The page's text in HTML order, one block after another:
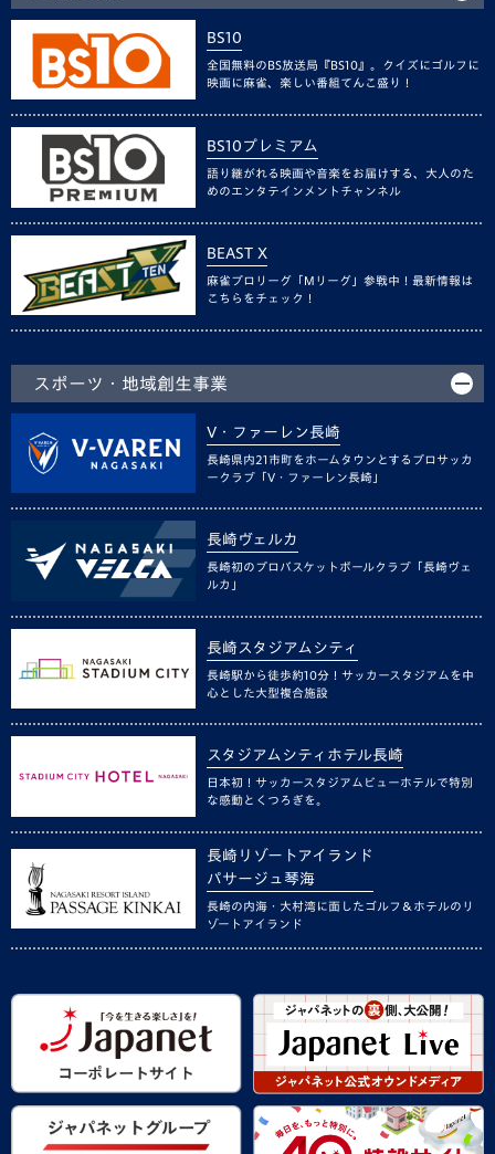
BS10
全国無料のBS放送局『BS10』。クイズにゴルフに
映画に麻雀、楽しい番組てんこ盛り！
BS10プレミアム
語り継がれる映画や音楽をお届けする、大人のた
めのエンタテインメントチャンネル
BEAST X
麻雀プロリーグ「Mリーグ」参戦中！最新情報は
こちらをチェック！
スポーツ・地域創生事業
V・ファーレン長崎
長崎県内21市町をホームタウンとするプロサッカ
ークラブ「V・ファーレン長崎」
長崎ヴェルカ
長崎初のプロバスケットボールクラブ「長崎ヴェ
ルカ」
長崎スタジアムシティ
長崎駅から徒歩約10分！サッカースタジアムを中
心とした大型複合施設
スタジアムシティホテル長崎
日本初！サッカースタジアムビューホテルで特別
な感動とくつろぎを。
長崎リゾートアイランド
パサージュ琴海
長崎の内海・大村湾に面したゴルフ＆ホテルのリ
ゾートアイランド